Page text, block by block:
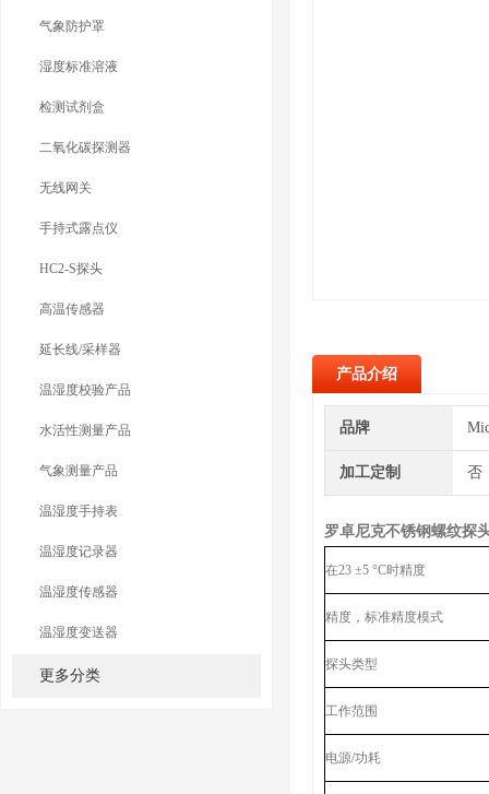
气象防护罩
湿度标准溶液
检测试剂盒
二氧化碳探测器
无线网关
手持式露点仪
HC2-S探头
高温传感器
延长线/采样器
温湿度校验产品
水活性测量产品
气象测量产品
温湿度手持表
温湿度记录器
温湿度传感器
温湿度变送器
更多分类
产品介绍
品牌
加工定制 否
罗卓尼克不锈钢螺纹探
在23 ±5 °C时精度
精度，标准精度模式
探头类型
工作范围
电源/功耗